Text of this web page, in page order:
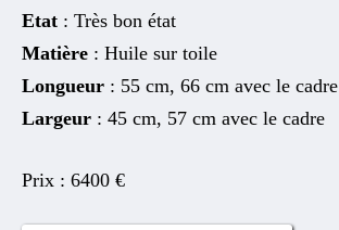
Etat : Très bon état
Matière : Huile sur toile
Longueur : 55 cm, 66 cm avec le cadre
Largeur : 45 cm, 57 cm avec le cadre
6400 €